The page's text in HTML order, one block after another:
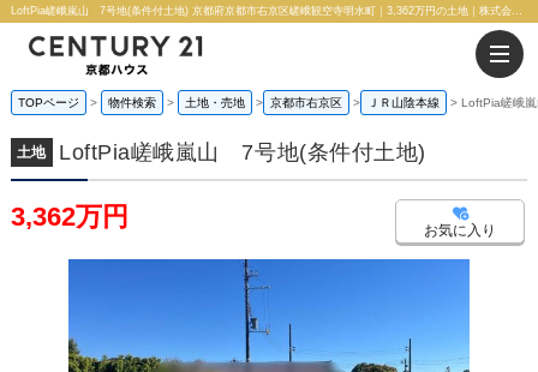
LoftPia嵯峨嵐山 7号地(条件付土地) 京都府京都市右京区嵯峨観空寺明水町｜3,362万円の土地｜株式会社 京都ハウス
TOPページ 物件検索 土地・売地 京都市右京区 ＪＲ山陰本線 LoftPia嵯峨
土地 LoftPia嵯峨嵐山 7号地(条件付土地)
3,362万円 お気に入り